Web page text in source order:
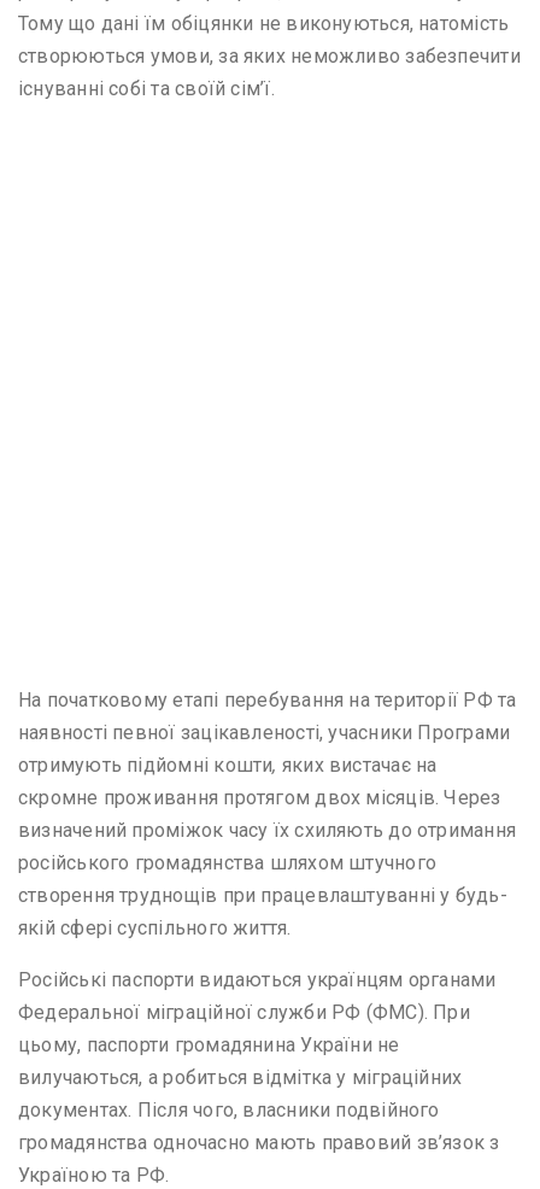
Тому що дані їм обіцянки не виконуються, натомість
створюються умови, за яких неможливо забезпечити
існуванні собі та своїй сім’ї.
На початковому етапі перебування на території РФ та
наявності певної зацікавленості, учасники Програми
отримують підйомні кошти, яких вистачає на
скромне проживання протягом двох місяців. Через
визначений проміжок часу їх схиляють до отримання
російського громадянства шляхом штучного
створення труднощів при працевлаштуванні у будь-
якій сфері суспільного життя.
Російські паспорти видаються українцям органами
Федеральної міграційної служби РФ (ФМС). При
цьому, паспорти громадянина України не
вилучаються, а робиться відмітка у міграційних
документах. Після чого, власники подвійного
громадянства одночасно мають правовий зв’язок з
Україною та РФ.